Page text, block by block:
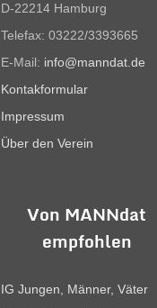
D-22214 Hamburg
Telefax: 03222/3393665
E-Mail: info@manndat.de
Kontakformular
Impressum
Über den Verein
Von MANNdat
empfohlen
IG Jungen, Männer, Väter